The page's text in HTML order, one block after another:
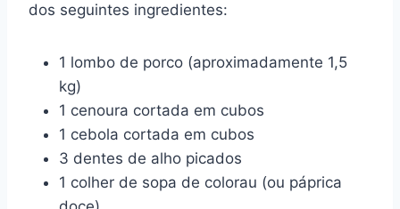
dos seguintes ingredientes:
1 lombo de porco (aproximadamente 1,5
kg)
1 cenoura cortada em cubos
1 cebola cortada em cubos
3 dentes de alho picados
1 colher de sopa de colorau (ou páprica